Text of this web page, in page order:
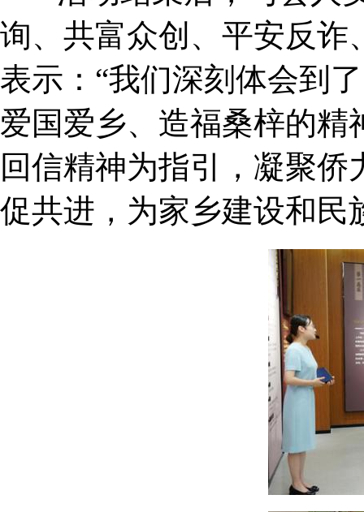
询、共富众创、平安反诈
表示：“我们深刻体会到
爱国爱乡、造福桑梓的精
回信精神为指引，凝聚
促共进，为家乡建设和民